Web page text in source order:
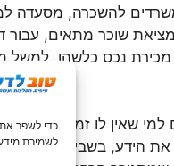
כדי לשפר את
לשמירת
להשכרה, מסעדה
מציאת שוכר מתאים,
מכירת נכס כלשהו,
שאין לו זמן לטפל
הידע, בשביל להפיק